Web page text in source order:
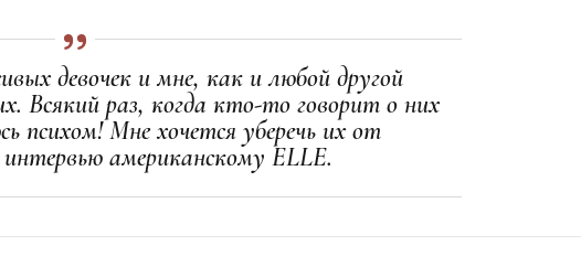
девочек и мне, как и любой другой
Всякий раз, когда кто-то говорит о них
психом! Мне хочется уберечь их от
американскому ELLE.